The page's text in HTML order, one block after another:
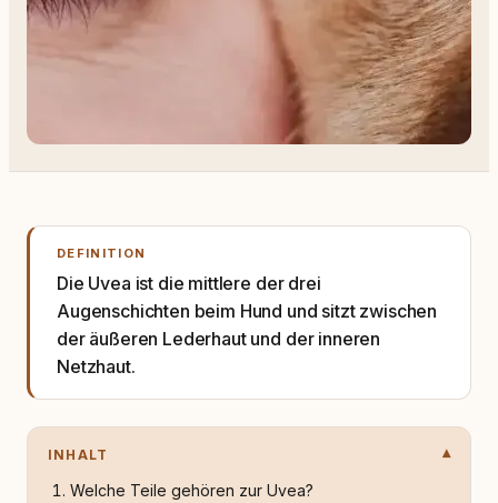
DEFINITION
Die Uvea ist die mittlere der drei
Augenschichten beim Hund und sitzt zwischen
der äußeren Lederhaut und der inneren
Netzhaut.
INHALT
Welche Teile gehören zur Uvea?